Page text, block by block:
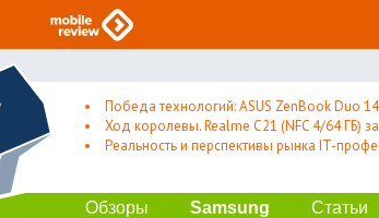
Победа технологий: ASUS ZenBook Duo
Ход королевы. Realme C21 (NFC 4/64 ГБ)
Реальность и перспективы рынка IT-
Обзоры Samsung Статьи